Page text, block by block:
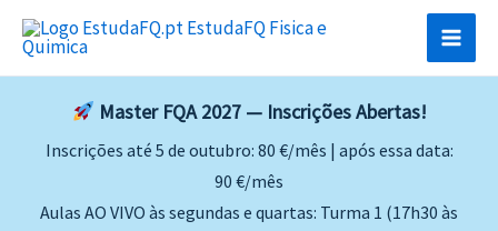
Skip
content
Master FQA 2027 — Inscrições Abertas!
Inscrições até 5 de outubro: 80 €/mês | após essa data:
90 €/mês
Aulas AO VIVO às segundas e quartas: Turma 1 (17h30 às